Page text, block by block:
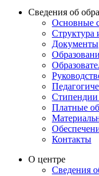
Сведения об
Основные
Структура
Документы
Платные
Контакты
О центре
Сведения